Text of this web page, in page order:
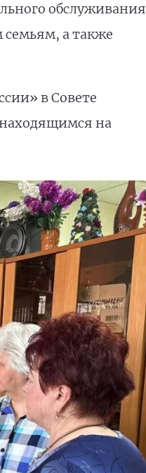
обслуживания
а также
в Совете
находящимся на